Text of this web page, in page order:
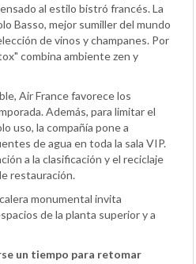
al estilo bistró francés. La
Basso, mejor sumiller del mundo
de vinos y champanes. Por
combina ambiente zen y
Air France favorece los
Además, para limitar el
uso, la compañía pone a
de agua en toda la sala VIP.
a la clasificación y el reciclaje
restauración.
monumental invita
de la planta superior y a
un tiempo para retomar